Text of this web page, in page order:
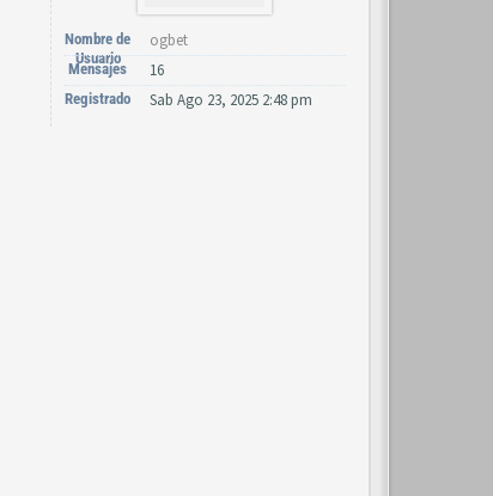
Nombre de
Usuario
ogbet
Mensajes 16
Registrado Sab Ago 23, 2025 2:48 pm